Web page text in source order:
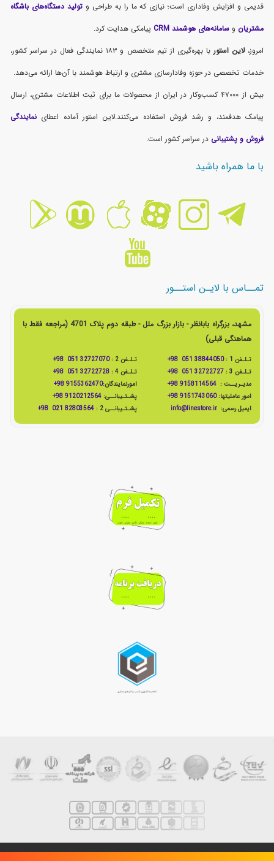
قدیمی و افزایش وفاداری است؛ نیازی که ما را به طراحی وتولید دستگاه‌های باشگاه
مشتریان وسامانه‌های هوشمند CRM
پیامکی هدایت کرد.
امروز،لاین استور
با بهره‌گیری از تیم متخصص و ۱۸۳ نمایندگی فعال در سراسر کشور،
خدمات تخصصی در حوزه وفادارسازی مشتری و ارتباط هوشمند با آن‌ها ارائه می‌دهد.
بیش از ۴۷۰۰۰ کسب‌وکار در ایران از محصولات ما برای ثبت اطلاعات مشتری، ارسال
پیامک هدفمند، و رشد فروش استفاده می‌کنند.لاین استور آماده اعطای نمایندگی
فروش و پشتیبانی در سراسر کشور است.
با ما همراه باشید
تمــاس با لایـن استــور
مشهد، بزرگراه بابانظر - بازار بزرگ ملل - طبقه دوم پلاک 4701 (مراجعه فقط با
هماهنگی قبلی)
تـلـفن 1 : 38844050 051 98+ تـلـفن 2 :
32727070 051 98+
تـلـفن 3 :
32722727 051 98+ تـلـفن 4 :
32722728 051 98+
مدیـریــت :9158114564 98+ امورنمایندگان:9155362470 98+
امور عاملیتها:9151743060 98+ پشـتـیبانــی: 9120212564 98+
ایمیل رسمی: info@linestore.ir پشـتـیبانــی 2 : 82803564 021 98+